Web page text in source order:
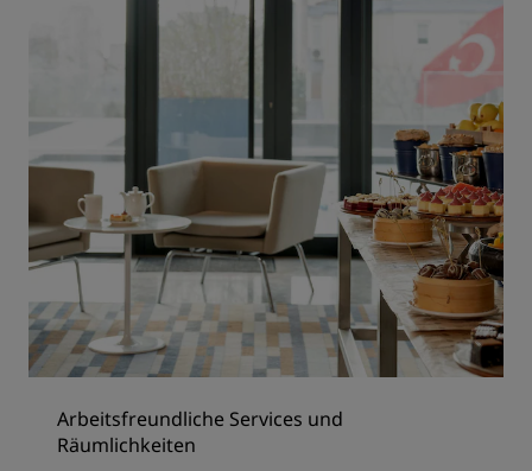
Arbeitsfreundliche Services und
Räumlichkeiten